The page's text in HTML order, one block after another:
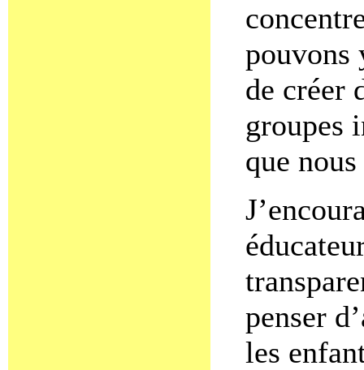
pouvons
de créer
groupes
que
penser
les